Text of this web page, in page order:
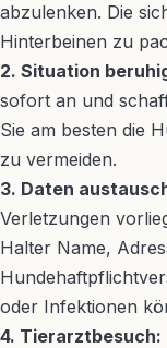
abzulenken. Die
Hinterbeinen zu
2. Situation
sofort an und
Sie am besten die
zu vermeiden.
3. Daten
Verletzungen
Halter Name,
oder Infektionen
4. Tierarztbesuch: